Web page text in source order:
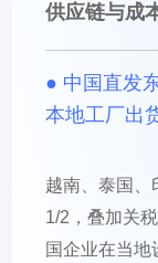
供应链与成
● 中国直发
本地工厂出
越南、泰国、
1/2，叠加关
国企业在当地